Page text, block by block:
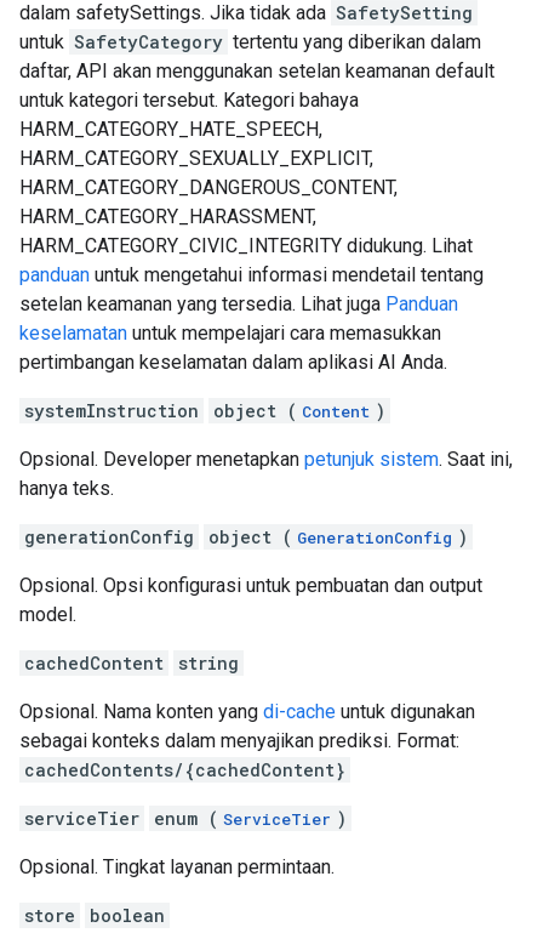
dalam safetySettings. Jika tidak ada SafetySetting
untuk SafetyCategory tertentu yang diberikan dalam
daftar, API akan menggunakan setelan keamanan default
untuk kategori tersebut. Kategori bahaya
HARM_CATEGORY_HATE_SPEECH,
HARM_CATEGORY_SEXUALLY_EXPLICIT,
HARM_CATEGORY_DANGEROUS_CONTENT,
HARM_CATEGORY_HARASSMENT,
HARM_CATEGORY_CIVIC_INTEGRITY didukung. Lihat
panduan untuk mengetahui informasi mendetail tentang
setelan keamanan yang tersedia. Lihat juga Panduan
keselamatan untuk mempelajari cara memasukkan
pertimbangan keselamatan dalam aplikasi AI Anda.
systemInstruction object ( Content )
Opsional. Developer menetapkan petunjuk sistem. Saat ini,
hanya teks.
generationConfig object ( GenerationConfig )
Opsional. Opsi konfigurasi untuk pembuatan dan output
model.
cachedContent string
Opsional. Nama konten yang di-cache untuk digunakan
sebagai konteks dalam menyajikan prediksi. Format:
cachedContents/{cachedContent}
serviceTier enum ( ServiceTier )
Opsional. Tingkat layanan permintaan.
store boolean